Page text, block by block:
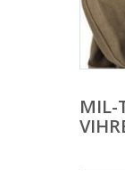
MIL-